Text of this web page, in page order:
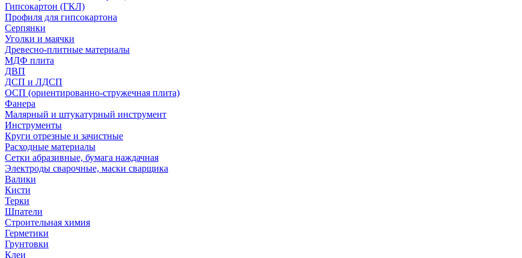
Гипсокартон (ГКЛ)
Профиля для гипсокартона
Серпянки
Уголки и маячки
Древесно-плитные материалы
МДФ плита
ДВП
ДСП и ЛДСП
ОСП (ориентированно-стружечная плита)
Фанера
Малярный и штукатурный инструмент
Инструменты
Круги отрезные и зачистные
Расходные материалы
Сетки абразивные, бумага наждачная
Электроды сварочные, маски сварщика
Валики
Кисти
Терки
Шпатели
Строительная химия
Герметики
Грунтовки
Клеи